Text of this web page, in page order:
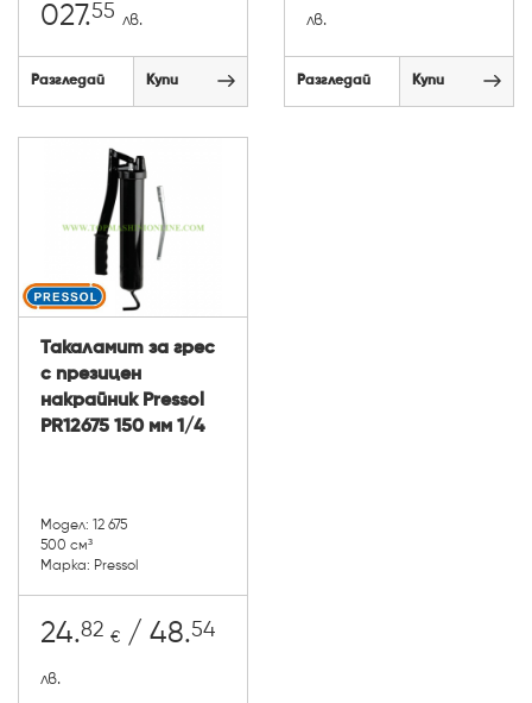
027.55 лв.
Разгледай Купи
лв.
Разгледай Купи
Такаламит за грес
с презицен
накрайник Pressol
PR12675 150 мм 1/4
Модел: 12 675
500 см³
Марка: Pressol
24.82 € / 48.54
лв.